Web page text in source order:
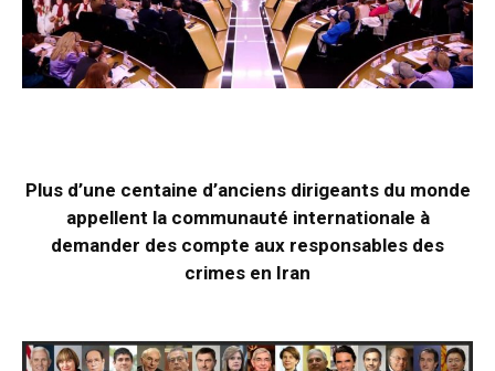
Plus d’une centaine d’anciens dirigeants du monde
appellent la communauté internationale à
demander des compte aux responsables des
crimes en Iran